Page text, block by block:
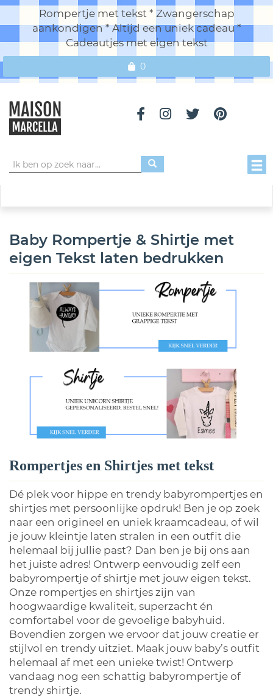
Rompertje met tekst * Zwangerschap
aankondigen * Altijd een uniek cadeau *
Cadeautjes met eigen tekst
0
Baby Rompertje & Shirtje met
eigen Tekst laten bedrukken
Rompertjes en Shirtjes met tekst
Dé plek voor hippe en trendy babyrompertjes en
shirtjes met persoonlijke opdruk! Ben je op zoek
naar een origineel en uniek kraamcadeau, of wil
je jouw kleintje laten stralen in een outfit die
helemaal bij jullie past? Dan ben je bij ons aan
het juiste adres! Ontwerp eenvoudig zelf een
babyrompertje of shirtje met jouw eigen tekst.
Onze rompertjes en shirtjes zijn van
hoogwaardige kwaliteit, superzacht én
comfortabel voor de gevoelige babyhuid.
Bovendien zorgen we ervoor dat jouw creatie er
stijlvol en trendy uitziet. Maak jouw baby’s outfit
helemaal af met een unieke twist! Ontwerp
vandaag nog een schattig babyrompertje of
trendy shirtje.